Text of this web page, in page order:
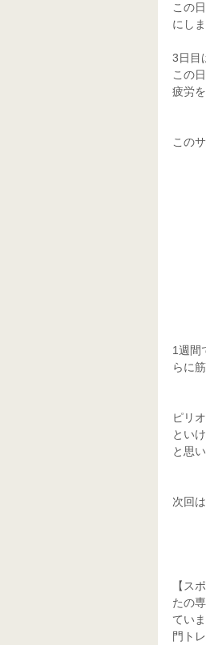
この
にしま
3日目
この
疲労
この
1週間
らに
ピリ
とい
と思
次回
【ス
たの
てい
門ト